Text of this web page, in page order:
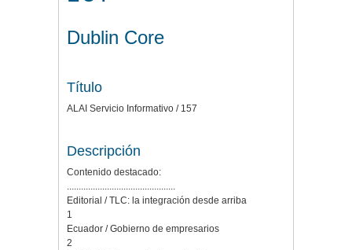
Dublin Core
Título
ALAI Servicio Informativo / 157
Descripción
Contenido destacado:
..............................................
Editorial / TLC: la integración desde arriba
1
Ecuador / Gobierno de empresarios
2